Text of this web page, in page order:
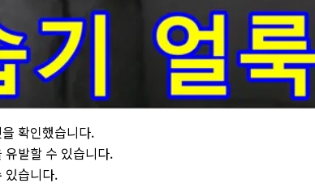
확인했습니다.
유발할 수 있습니다.
있습니다.